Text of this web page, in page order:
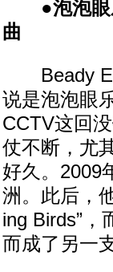
●泡泡眼乐
曲
Beady
说是泡泡眼
CCTV这回
仗不断，尤
好久。2009
洲。此后，
ing Birds”，
而成了另一